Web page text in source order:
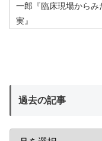
一郎『臨床現場からみ
実』
過去の記事